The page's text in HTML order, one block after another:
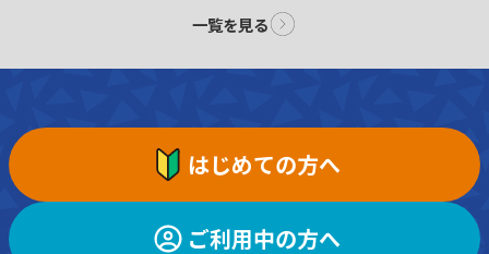
一覧を見る
はじめての方へ
ご利用中の方へ